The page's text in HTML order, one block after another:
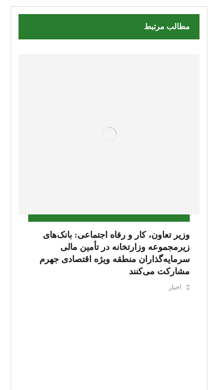
مطالب مرتبط
وزیر تعاون، کار و رفاه اجتماعی: بانک‌های
زیرمجموعه وزارتخانه در تأمین مالی
سرمایه‌گذاران منطقه ویژه اقتصادی جهرم
مشارکت می‌کنند
اخبار